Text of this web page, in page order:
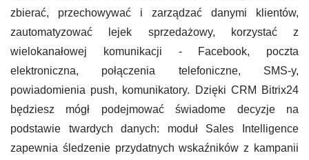
zbierać, przechowywać i zarządzać danymi klientów,
zautomatyzować lejek sprzedażowy, korzystać z
wielokanałowej komunikacji - Facebook, poczta
elektroniczna, połączenia telefoniczne, SMS-y,
powiadomienia push, komunikatory. Dzięki CRM Bitrix24
będziesz mógł podejmować świadome decyzje na
podstawie twardych danych: moduł Sales Intelligence
zapewnia śledzenie przydatnych wskaźników z kampanii